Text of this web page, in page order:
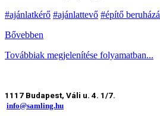
#ajánlatkérő #ajánlattevő #építő
Bővebben
Továbbiak megjelenítése folyamatban...
1117 Budapest, Váli u. 4. 1/7.
info@samling.hu